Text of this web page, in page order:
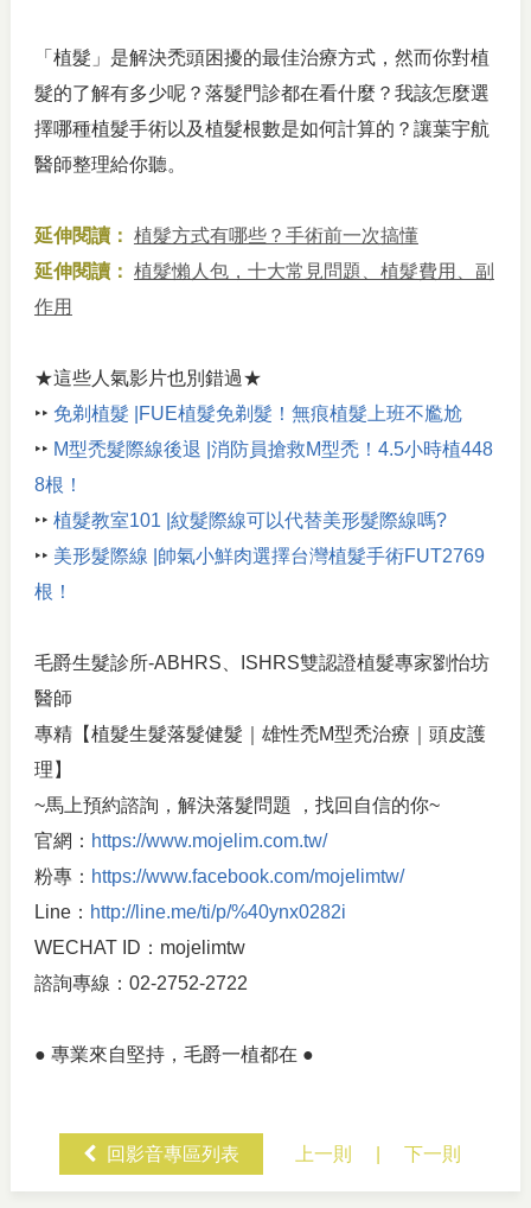
「植髮」是解決禿頭困擾的最佳治療方式，然而你對植
髮的了解有多少呢？落髮門診都在看什麼？我該怎麼選
擇哪種植髮手術以及植髮根數是如何計算的？讓葉宇航
醫師整理給你聽。
延伸閱讀： 植髮方式有哪些？手術前一次搞懂
延伸閱讀： 植髮懶人包，十大常見問題、植髮費用、副
作用
★這些人氣影片也別錯過★
‣‣ 免剃植髮 |FUE植髮免剃髮！無痕植髮上班不尷尬
‣‣ M型禿髮際線後退 |消防員搶救M型禿！4.5小時植448
8根！
‣‣ 植髮教室101 |紋髮際線可以代替美形髮際線嗎?
‣‣ 美形髮際線 |帥氣小鮮肉選擇台灣植髮手術FUT2769
根！
毛爵生髮診所-ABHRS、ISHRS雙認證植髮專家劉怡坊
醫師
專精【植髮生髮落髮健髮｜雄性禿M型禿治療｜頭皮護
理】
~馬上預約諮詢，解決落髮問題 ，找回自信的你~
官網： https://www.mojelim.com.tw/
粉專： https://www.facebook.com/mojelimtw/
Line： http://line.me/ti/p/%40ynx0282i
WECHAT ID：mojelimtw
諮詢專線：02-2752-2722
● 專業來自堅持，毛爵一植都在 ●
回影音專區列表 上一則 |下一則